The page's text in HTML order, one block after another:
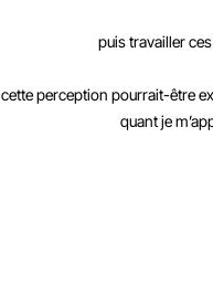
puis travailler
cette perception pourrait-être
quant je